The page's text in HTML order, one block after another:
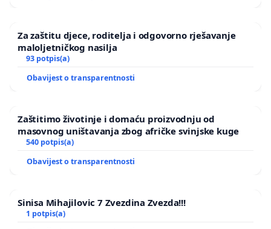
Za zaštitu djece, roditelja i odgovorno rješavanje
maloljetničkog nasilja
93 potpis(a)
Obavijest o transparentnosti
Zaštitimo životinje i domaću proizvodnju od
masovnog uništavanja zbog afričke svinjske kuge
540 potpis(a)
Obavijest o transparentnosti
Sinisa Mihajilovic 7 Zvezdina Zvezda!!!
1 potpis(a)